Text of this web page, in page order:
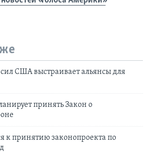
США выстраивает альянсы для
принять Закон о
к принятию законопроекта по